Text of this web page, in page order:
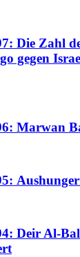
Die Zahl
gegen
Marwan
Deir Al-